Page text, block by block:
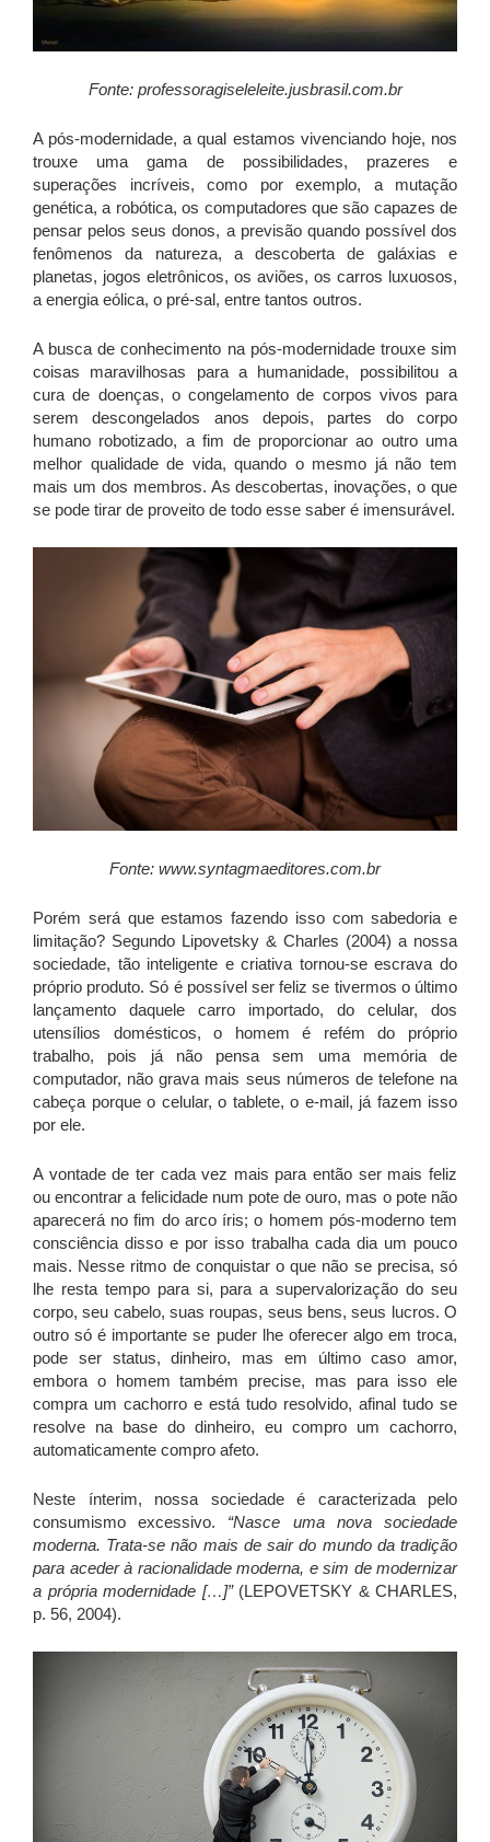
Fonte: professoragiseleleite.jusbrasil.com.br
A pós-modernidade, a qual estamos vivenciando hoje, nos
trouxe uma gama de possibilidades, prazeres e
superações incríveis, como por exemplo, a mutação
genética, a robótica, os computadores que são capazes de
pensar pelos seus donos, a previsão quando possível dos
fenômenos da natureza, a descoberta de galáxias e
planetas, jogos eletrônicos, os aviões, os carros luxuosos,
a energia eólica, o pré-sal, entre tantos outros.
A busca de conhecimento na pós-modernidade trouxe sim
coisas maravilhosas para a humanidade, possibilitou a
cura de doenças, o congelamento de corpos vivos para
serem descongelados anos depois, partes do corpo
humano robotizado, a fim de proporcionar ao outro uma
melhor qualidade de vida, quando o mesmo já não tem
mais um dos membros. As descobertas, inovações, o que
se pode tirar de proveito de todo esse saber é imensurável.
Fonte: www.syntagmaeditores.com.br
Porém será que estamos fazendo isso com sabedoria e
limitação? Segundo Lipovetsky & Charles (2004) a nossa
sociedade, tão inteligente e criativa tornou-se escrava do
próprio produto. Só é possível ser feliz se tivermos o último
lançamento daquele carro importado, do celular, dos
utensílios domésticos, o homem é refém do próprio
trabalho, pois já não pensa sem uma memória de
computador, não grava mais seus números de telefone na
cabeça porque o celular, o tablete, o e-mail, já fazem isso
por ele.
A vontade de ter cada vez mais para então ser mais feliz
ou encontrar a felicidade num pote de ouro, mas o pote não
aparecerá no fim do arco íris; o homem pós-moderno tem
consciência disso e por isso trabalha cada dia um pouco
mais. Nesse ritmo de conquistar o que não se precisa, só
lhe resta tempo para si, para a supervalorização do seu
corpo, seu cabelo, suas roupas, seus bens, seus lucros. O
outro só é importante se puder lhe oferecer algo em troca,
pode ser status, dinheiro, mas em último caso amor,
embora o homem também precise, mas para isso ele
compra um cachorro e está tudo resolvido, afinal tudo se
resolve na base do dinheiro, eu compro um cachorro,
automaticamente compro afeto.
Neste ínterim, nossa sociedade é caracterizada pelo
consumismo excessivo. “Nasce uma nova sociedade
moderna. Trata-se não mais de sair do mundo da tradição
para aceder à racionalidade moderna, e sim de modernizar
a própria modernidade […]”(LEPOVETSKY & CHARLES,
p. 56, 2004).